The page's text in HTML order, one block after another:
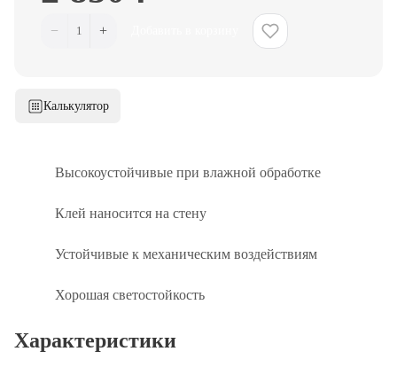
− 1 +
Калькулятор
Характеристики
Высокоустойчивые при влажной обработке
Клей наносится на стену
Устойчивые к механическим воздействиям
Хорошая светостойкость